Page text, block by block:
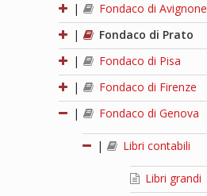
|
Fondaco di Avignone
|
Fondaco di Prato
|
Fondaco di Pisa
|
Fondaco di Firenze
|
Fondaco di Genova
| Libri contabili
Libri grandi